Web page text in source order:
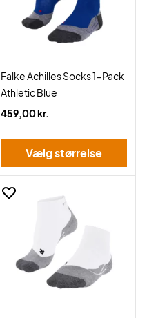
Falke Achilles Socks 1-Pack
Athletic Blue
459,00 kr.
Vælg størrelse